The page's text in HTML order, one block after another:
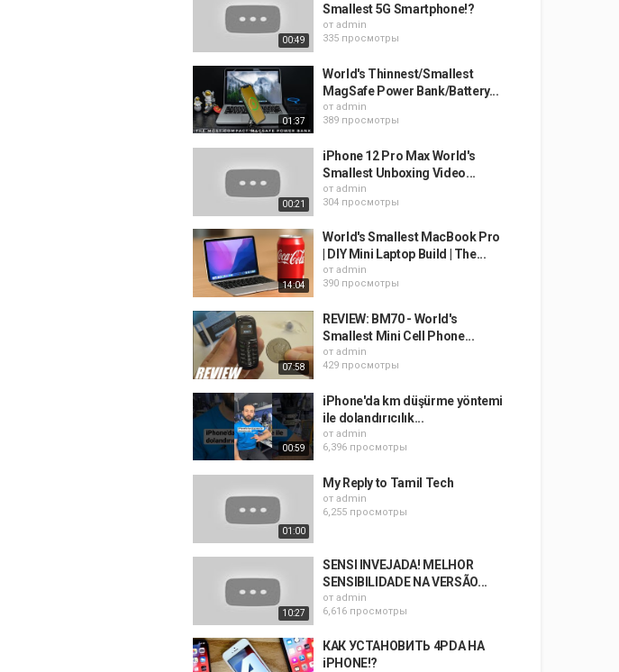
00:49
Smallest 5G Smartphone!?
от admin
335 просмотры
01:37
World's Thinnest/Smallest
MagSafe Power Bank/Battery...
от admin
389 просмотры
00:21
iPhone 12 Pro Max World's
Smallest Unboxing Video...
от admin
304 просмотры
14:04
World's Smallest MacBook Pro
| DIY Mini Laptop Build | The...
от admin
390 просмотры
07:58
REVIEW: BM70 - World's
Smallest Mini Cell Phone...
от admin
429 просмотры
00:59
iPhone'da km düşürme yöntemi
ile dolandırıcılık...
от admin
6,396 просмотры
01:00
My Reply to Tamil Tech
от admin
6,255 просмотры
10:27
SENSI INVEJADA! MELHOR
SENSIBILIDADE NA VERSÃO...
от admin
6,616 просмотры
КАК УСТАНОВИТЬ 4PDA НА
iPHONE!?